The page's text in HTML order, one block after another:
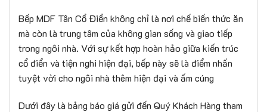
Bếp MDF Tân Cổ Điển không chỉ là nơi chế biến thức ăn
mà còn là trung tâm của không gian sống và giao tiếp
trong ngôi nhà. Với sự kết hợp hoàn hảo giữa kiến trúc
cổ điển và tiện nghi hiện đại, bếp này sẽ là điểm nhấn
tuyệt vời cho ngôi nhà thêm hiện đại và ấm cúng
Dưới đây là bảng báo giá gửi đến Quý Khách Hàng tham